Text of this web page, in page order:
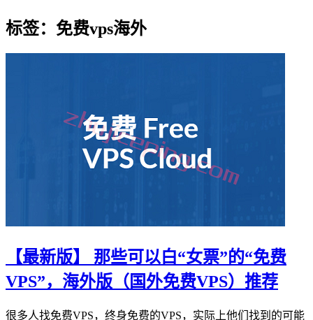
标签：免费vps海外
【最新版】 那些可以白“女票”的“免费
VPS”，海外版（国外免费VPS）推荐
很多人找免费VPS，终身免费的VPS，实际上他们找到的可能